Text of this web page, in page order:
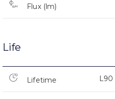
Flux (lm)
Life
Lifetime